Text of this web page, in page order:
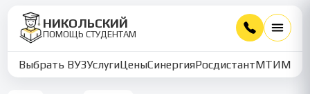
НИКОЛЬСКИЙ
ПОМОЩЬ СТУДЕНТАМ
Выбрать ВУЗУслугиЦеныСинергияРосдистантМТИММУ